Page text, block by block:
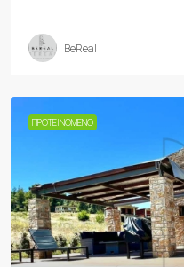
BeReal
ΠΡΟΤΕΙΝΌΜΕΝΟ